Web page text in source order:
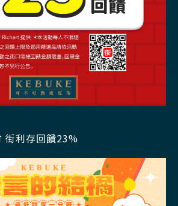
街利存回饋23%